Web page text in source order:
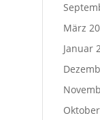
März
Januar